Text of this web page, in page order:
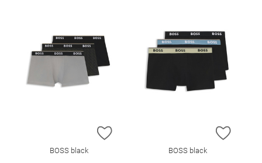
ZUR WUNSCHLISTE HINZUFÜGEN
BOSS black
ZUR
BOSS black